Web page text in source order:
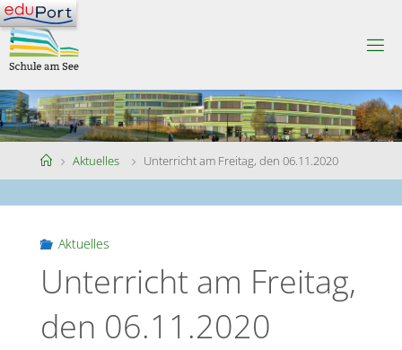
Skip
to
content
CHU
LEA
MS
EE
HomeAktuelles Unterricht am Freitag, den 06.11.2020
Aktuelles
Unterricht am Freitag,
den 06.11.2020